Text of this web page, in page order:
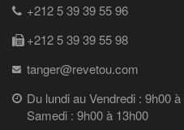
+212 5 39 39 55 96
+212 5 39 39 55 98
tanger@revetou.com
Du lundi au Vendredi : 9h00
Samedi : 9h00 à 13h00